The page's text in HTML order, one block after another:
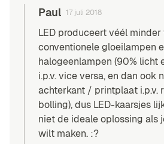
Paul 17 juli 2018
LED produceert véél
conventionele gloeilampen
halogeenlampen (90% licht
i.p.v. vice versa, en dan ook
achterkant / printplaat i.p.v.
bolling), dus LED-kaarsjes
niet de ideale oplossing als
wilt maken. :?